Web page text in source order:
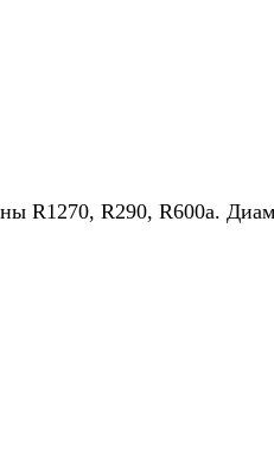
R1270, R290, R600a.